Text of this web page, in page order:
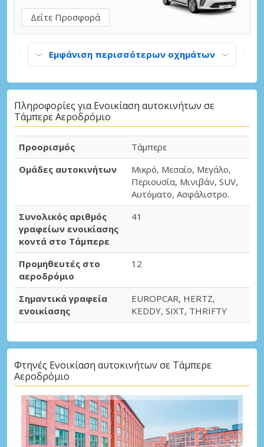
Δείτε Προσφορά
Εμφάνιση περισσότερων οχημάτων
Πληροφορίες για Ενοικίαση αυτοκινήτων σε
Τάμπερε Αεροδρόμιο
Προορισμός
Τάμπερε
Ομάδες αυτοκινήτων
Μικρό, Μεσαίο, Μεγάλο,
Περιουσία, Μινιβάν, SUV,
Αυτόματο, Ασφάλιστρο.
Συνολικός αριθμός
γραφείων ενοικίασης
κοντά στο Τάμπερε
41
Προμηθευτές στο
αεροδρόμιο
12
Σημαντικά γραφεία
ενοικίασης
EUROPCAR, HERTZ,
KEDDY, SIXT, THRIFTY
Φτηνές Ενοικίαση αυτοκινήτων σε Τάμπερε
Αεροδρόμιο